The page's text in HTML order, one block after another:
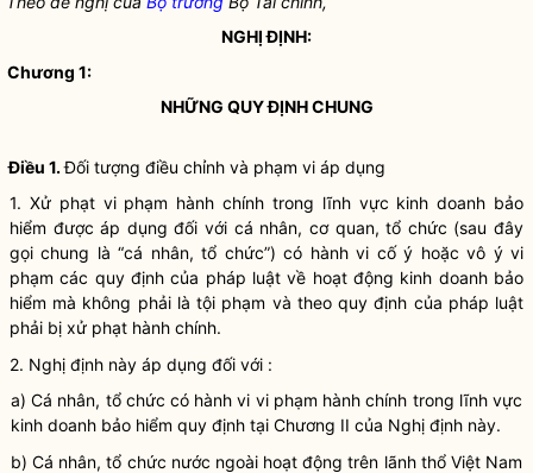
NGHỊ ĐỊNH:
Chương 1:
NHỮNG QUY ĐỊNH CHUNG
Điều 1.Đối tượng điều chỉnh và phạm vi áp dụng
1. Xử phạt vi phạm hành chính trong lĩnh vực kinh doanh bảo
hiểm được áp dụng đối với cá nhân, cơ quan, tổ chức (sau đây
gọi chung là “cá nhân, tổ chức”) có hành vi cố ý hoặc vô ý vi
phạm các quy định của pháp luật về hoạt động kinh doanh bảo
hiểm mà không phải là tội phạm và theo quy định của pháp luật
phải bị xử phạt hành chính.
2. Nghị định này áp dụng đối với :
a) Cá nhân, tổ chức có hành vi vi phạm hành chính trong lĩnh vực
kinh doanh bảo hiểm quy định tại Chương II của Nghị định này.
b) Cá nhân, tổ chức nước ngoài hoạt động trên lãnh thổ Việt Nam